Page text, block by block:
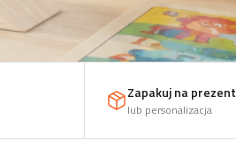
Zapakuj na prezent
lub personalizacja